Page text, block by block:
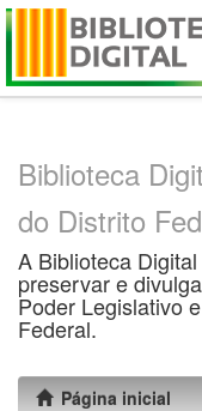
Skip
Biblioteca
do Distrito
A Biblioteca
preservar e
Poder Legislativo
Federal.
Página inicial